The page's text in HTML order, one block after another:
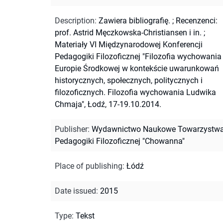
Description: Zawiera bibliografię. ; Recenzenci:
prof. Astrid Męczkowska-Christiansen i in. ;
Materiały VI Międzynarodowej Konferencji
Pedagogiki Filozoficznej "Filozofia
Europie Środkowej w kontekście uwarunkowań
historycznych, społecznych, politycznych i
filozoficznych. Filozofia wychowania Ludwika
Chmaja", Łodź, 17-19.10.2014.
Publisher: Wydawnictwo Naukowe
Pedagogiki Filozoficznej "Chowanna"
Place of publishing: Łódź
Date issued: 2015
Type: Tekst